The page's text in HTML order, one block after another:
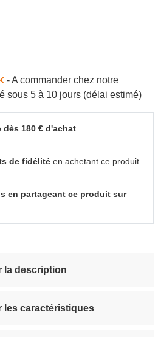
- A commander chez notre
sous 5 à 10 jours (délai estimé)
180 € d'achat
de fidélitéen achetant ce produit
en partageant ce produit sur
la description
les caractéristiques